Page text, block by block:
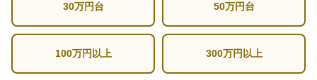
30万円台 50万円台
100万円以上 300万円以上